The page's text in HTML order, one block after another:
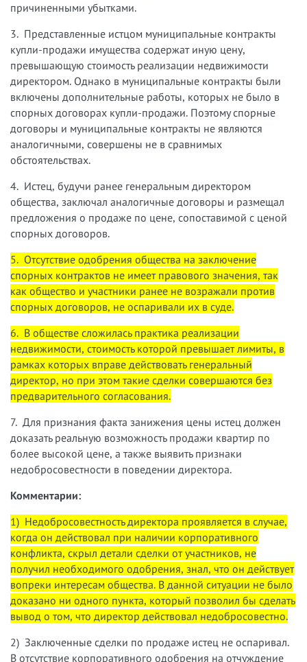
причиненными убытками.
3. Представленные истцом муниципальные контракты
купли-продажи имущества содержат иную цену,
превышающую стоимость реализации недвижимости
директором. Однако в муниципальные контракты были
включены дополнительные работы, которых не было в
спорных договорах купли-продажи. Поэтому спорные
договоры и муниципальные контракты не являются
аналогичными, совершены не в сравнимых
обстоятельствах.
4. Истец, будучи ранее генеральным директором
общества, заключал аналогичные договоры и размещал
предложения о продаже по цене, сопоставимой с ценой
спорных договоров.
5. Отсутствие одобрения общества на заключение
спорных контрактов не имеет правового значения, так
как общество и участники ранее не возражали против
спорных договоров, не оспаривали их в суде.
6. В обществе сложилась практика реализации
недвижимости, стоимость которой превышает лимиты, в
рамках которых вправе действовать генеральный
директор, но при этом такие сделки совершаются без
предварительного согласования.
7. Для признания факта занижения цены истец должен
доказать реальную возможность продажи квартир по
более высокой цене, а также выявить признаки
недобросовестности в поведении директора.
Комментарии:
1) Недобросовестность директора проявляется в случае,
когда он действовал при наличии корпоративного
конфликта, скрыл детали сделки от участников, не
получил необходимого одобрения, знал, что он действует
вопреки интересам общества. В данной ситуации не было
доказано ни одного пункта, который позволил бы сделать
вывод о том, что директор действовал недобросовестно.
2) Заключенные сделки по продаже истец не оспаривал.
В отсутствие корпоративного одобрения на отчуждение